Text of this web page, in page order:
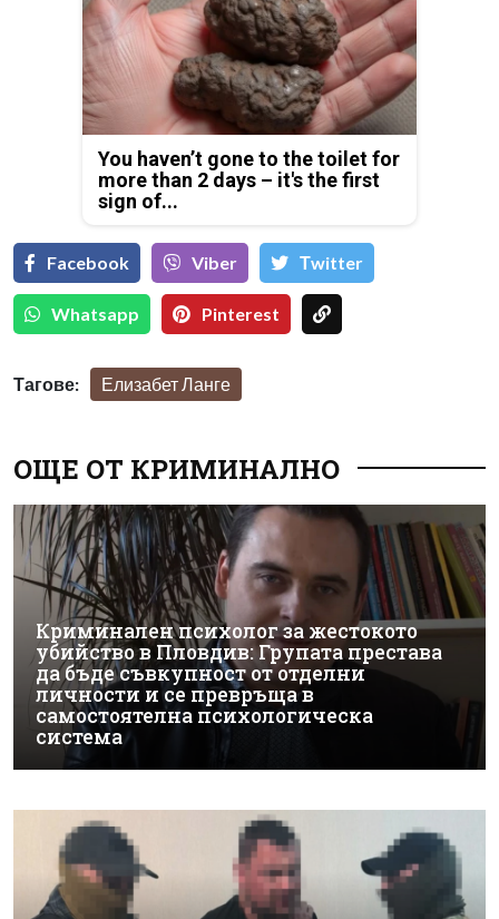
You haven’t gone to the toilet for
more than 2 days – it's the first
sign of...
Facebook Viber Тwitter
Whatsapp Pinterest
Тагове: Елизабет Ланге
ОЩЕ ОТ КРИМИНАЛНО
Криминален психолог за жестокото
убийство в Пловдив: Групата престава
да бъде съвкупност от отделни
личности и се превръща в
самостоятелна психологическа
система